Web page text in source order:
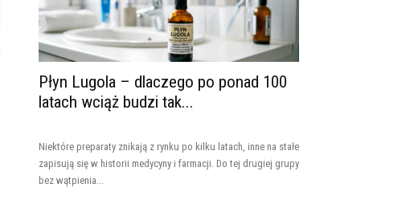
Płyn Lugola – dlaczego po ponad 100
latach wciąż budzi tak...
Niektóre preparaty znikają z rynku po kilku latach, inne na stałe
zapisują się w historii medycyny i farmacji. Do tej drugiej grupy
bez wątpienia...